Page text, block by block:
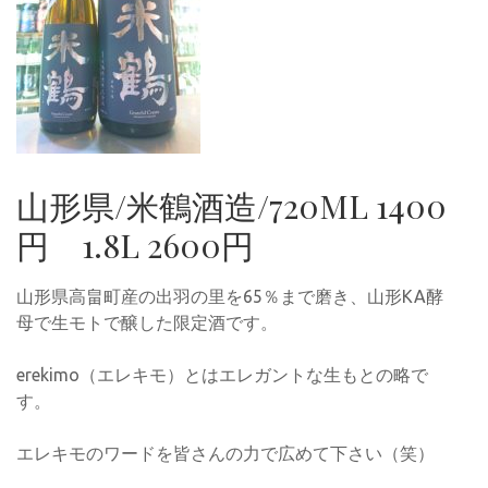
山形県/米鶴酒造/720ML 1400
円 1.8L 2600円
山形県高畠町産の出羽の里を65％まで磨き、山形KA酵
母で生モトで醸した限定酒です。
erekimo（エレキモ）とはエレガントな生もとの略で
す。
エレキモのワードを皆さんの力で広めて下さい（笑）